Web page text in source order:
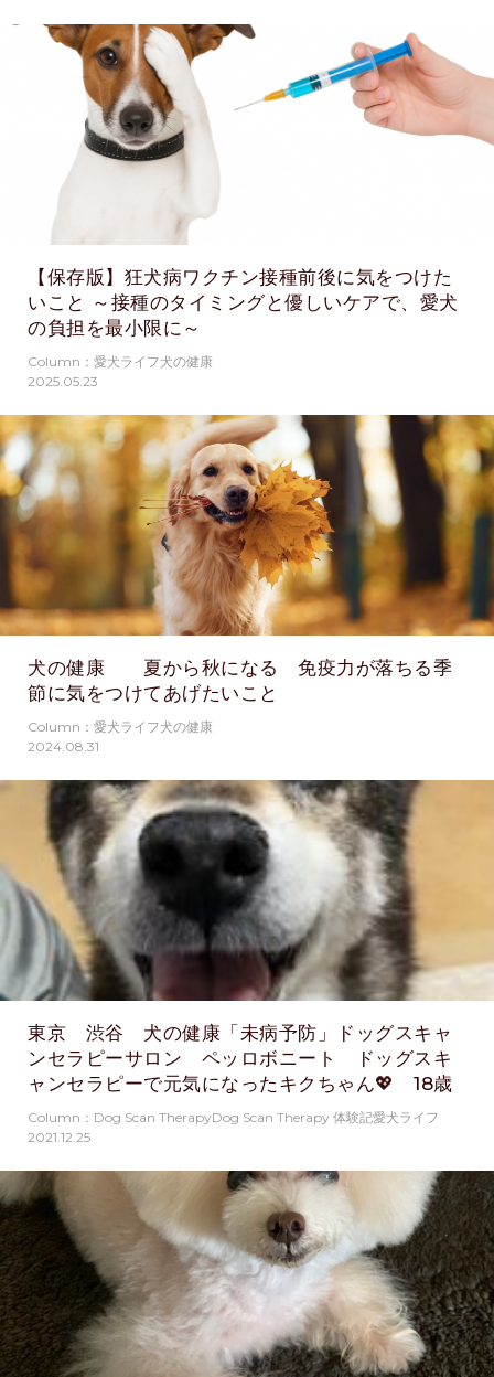
【保存版】狂犬病ワクチン接種前後に気をつけた
いこと ～接種のタイミングと優しいケアで、愛犬
の負担を最小限に～
Column：愛犬ライフ犬の健康
2025.05.23
犬の健康 夏から秋になる 免疫力が落ちる季
節に気をつけてあげたいこと
Column：愛犬ライフ犬の健康
2024.08.31
東京 渋谷 犬の健康「未病予防」ドッグスキャ
ンセラピーサロン ペッロボニート ドッグスキ
ャンセラピーで元気になったキクちゃん💖 18歳
Column：Dog Scan TherapyDog Scan Therapy 体験記愛犬ライフ
2021.12.25